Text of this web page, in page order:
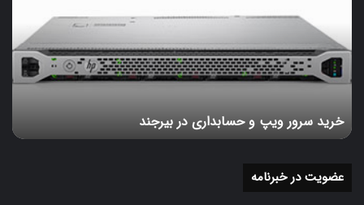
کابل به جهت کابل کشی و درگاه های ارتباطی که بر روی شاسی
مادر برد قرار گرفته اند و شکل و نوع ارتباطی که دارند بر میزان
سرعت ارائه شده تاثیر گذاشته و سرعت تبادل اطلاعات را تحت
به طور معمول برای این کارت های شبکه دو عدد پورت
محاسبات زیاد و سنگین را دارند و در کنار امکان مجازی سازی و
حسابداری
در
بیرجند
خرید سرور ویپ و حسابداری در بیرجند
عضویت در خبرنامه